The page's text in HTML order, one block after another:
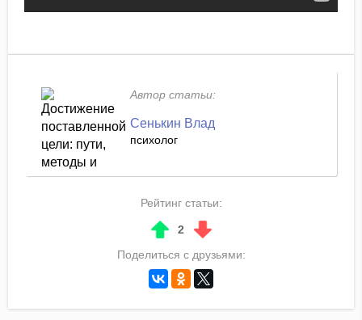
Автор статьи:
Сенькин Влад
психолог
Рейтинг статьи:
2
Поделиться с друзьями: